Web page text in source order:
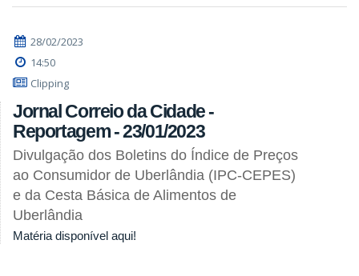
28/02/2023
14:50
Clipping
Jornal Correio da Cidade -
Reportagem - 23/01/2023
Divulgação dos Boletins do Índice de Preços
ao Consumidor de Uberlândia (IPC-CEPES)
e da Cesta Básica de Alimentos de
Uberlândia
Matéria disponível aqui!